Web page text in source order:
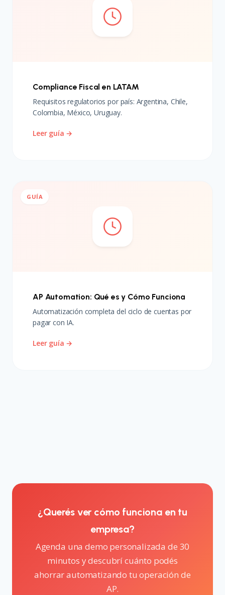
Compliance Fiscal en LATAM
Requisitos regulatorios por país: Argentina, Chile,
Colombia, México, Uruguay.
Leer guía →
GUÍA
AP Automation: Qué es y Cómo Funciona
Automatización completa del ciclo de cuentas por
pagar con IA.
Leer guía →
¿Querés ver cómo funciona en tu
empresa?
Agenda una demo personalizada de 30
minutos y descubrí cuánto podés
ahorrar automatizando tu operación de
AP.